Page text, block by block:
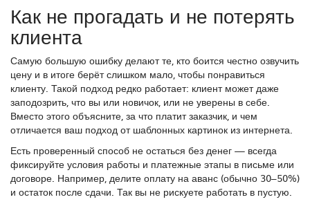
Как не прогадать и не потерять
клиента
Самую большую ошибку делают те, кто боится честно озвучить
цену и в итоге берёт слишком мало, чтобы понравиться
клиенту. Такой подход редко работает: клиент может даже
заподозрить, что вы или новичок, или не уверены в себе.
Вместо этого объясните, за что платит заказчик, и чем
отличается ваш подход от шаблонных картинок из интернета.
Есть проверенный способ не остаться без денег — всегда
фиксируйте условия работы и платежные этапы в письме или
договоре. Например, делите оплату на аванс (обычно 30–50%)
и остаток после сдачи. Так вы не рискуете работать в пустую.